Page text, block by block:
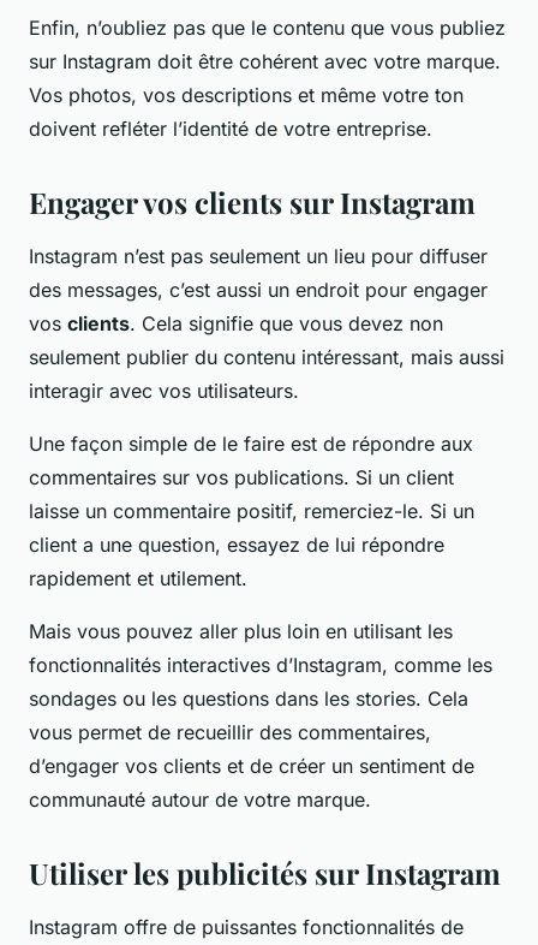
Enfin, n’oubliez pas que le contenu que vous publiez
sur Instagram doit être cohérent avec votre marque.
Vos photos, vos descriptions et même votre ton
doivent refléter l’identité de votre entreprise.
Engager vos clients sur Instagram
Instagram n’est pas seulement un lieu pour diffuser
des messages, c’est aussi un endroit pour engager
vos clients. Cela signifie que vous devez non
seulement publier du contenu intéressant, mais aussi
interagir avec vos utilisateurs.
Une façon simple de le faire est de répondre aux
commentaires sur vos publications. Si un client
laisse un commentaire positif, remerciez-le. Si un
client a une question, essayez de lui répondre
rapidement et utilement.
Mais vous pouvez aller plus loin en utilisant les
fonctionnalités interactives d’Instagram, comme les
sondages ou les questions dans les stories. Cela
vous permet de recueillir des commentaires,
d’engager vos clients et de créer un sentiment de
communauté autour de votre marque.
Utiliser les publicités sur Instagram
Instagram offre de puissantes fonctionnalités de